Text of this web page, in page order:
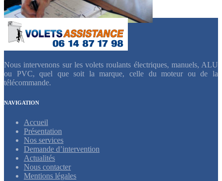
Nous intervenons sur les volets roulants électriques, manuels, ALU
ou PVC, quel que soit la marque, celle du moteur ou de la
télécommande.
NAVIGATION
Accueil
Présentation
Nos services
Demande d’intervention
Actualités
Nous contacter
Mentions légales